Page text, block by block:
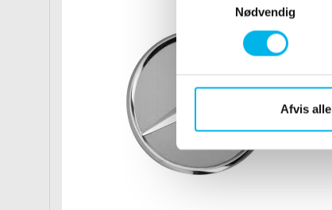
t
e
a
l
Nødvendig
Afvis alle